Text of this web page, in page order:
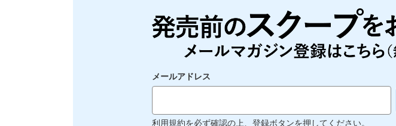
メールアドレス
利用規約を必ず確認の上、登録ボタンを押してください。